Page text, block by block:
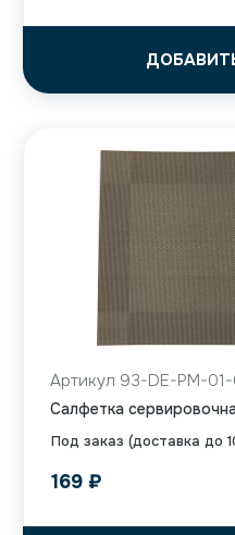
Под заказ (доставка до
Артикул 93-DE-PM-
Салфетка
169 ₽